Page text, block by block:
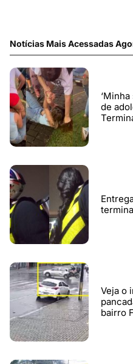
Notícias Mais Acessadas
de
Veja o
bairro